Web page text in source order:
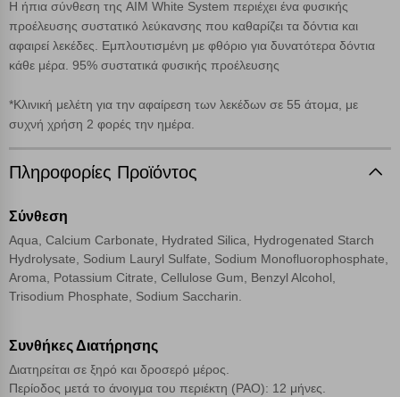
Η ήπια σύνθεση της AIM White System περιέχει ένα φυσικής
προέλευσης συστατικό λεύκανσης που καθαρίζει τα δόντια και
αφαιρεί λεκέδες. Εμπλουτισμένη με φθόριο για δυνατότερα δόντια
κάθε μέρα. 95% συστατικά φυσικής προέλευσης
*Κλινική μελέτη για την αφαίρεση των λεκέδων σε 55 άτομα, με
συχνή χρήση 2 φορές την ημέρα.
Πληροφορίες Προϊόντος
Σύνθεση
Aqua, Calcium Carbonate, Hydrated Silica, Hydrogenated Starch
Hydrolysate, Sodium Lauryl Sulfate, Sodium Monofluorophosphate,
Aroma, Potassium Citrate, Cellulose Gum, Benzyl Alcohol,
Trisodium Phosphate, Sodium Saccharin.
Συνθήκες Διατήρησης
Διατηρείται σε ξηρό και δροσερό μέρος.
Περίοδος μετά το άνοιγμα του περιέκτη (PAO): 12 μήνες.
ιστότοπου είναι η μόνη ενεργοποιημένη. Έχετε τη δυνατότητα να
επιλέξετε τις λοιπές κατηγορίες κάνοντας κλικ στο σχετικό κουμπί
επάνω δεξιά, αφού ενημερωθείτε σχετικά. Ωστόσο θα πρέπει να
γνωρίζετε ότι αποκλεισμός ορισμένων κατηγοριών αρχείων cookies,
χρήσης των υπηρεσιών μας.Δείτε περισσότερα
Λειτουργικά cookies
Cookies απόδοσης
Απολύτως απαραίτητα cookies
Αποθήκευση ρυθμίσεων